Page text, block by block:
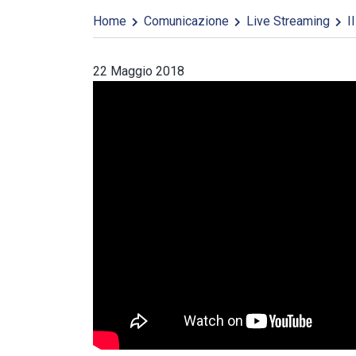
Home Comunicazione Live Streaming
22 Maggio 2018